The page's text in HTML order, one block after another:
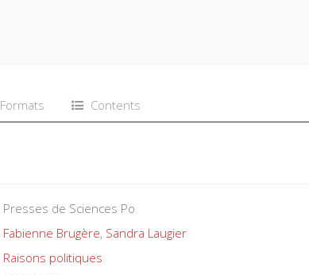
Formats Contents
Presses de Sciences Po
Fabienne Brugère, Sandra Laugier
Raisons politiques